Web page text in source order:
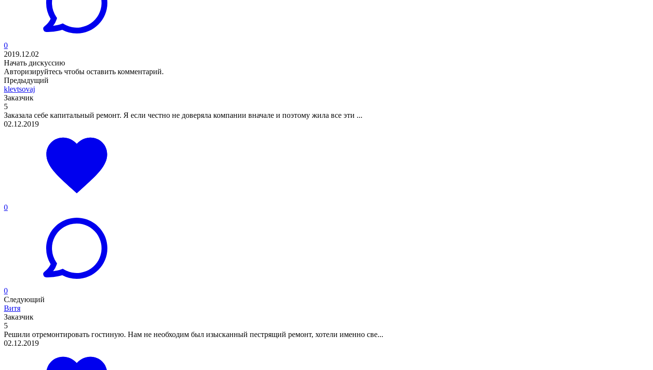
0
2019.12.02
Начать дискуссию
Авторизируйтесь чтобы оставить комментарий.
Предыдущий
klevtsovaj
Заказчик
5
Заказала себе капитальный ремонт. Я если честно не доверяла компании вначале и поэтому жила все эти ...
02.12.2019
0
0
Следующий
Витя
Заказчик
5
Решили отремонтировать гостиную. Нам не необходим был изысканный пестрящий ремонт, хотели именно све...
02.12.2019